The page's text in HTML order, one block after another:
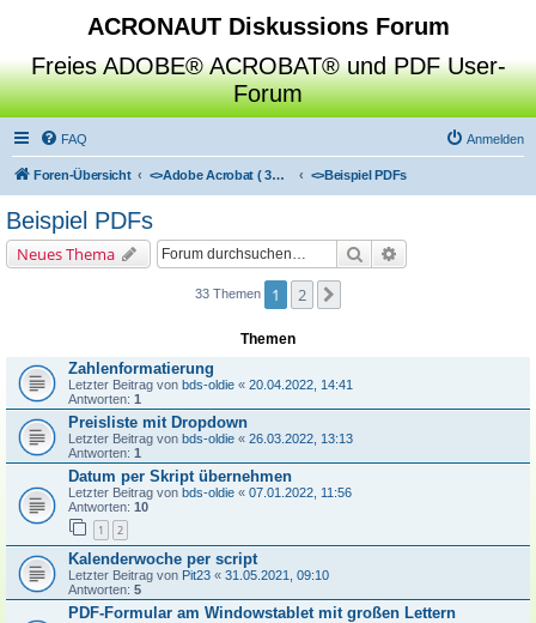
ACRONAUT Diskussions Forum
Freies ADOBE® ACROBAT® und PDF User-
Forum
FAQ Anmelden
Foren-Übersicht <>Adobe Acrobat ( 3D / Professional / Standard / Reader / Distiller ) <>Beispiel PDFs
Beispiel PDFs
Neues Thema Suche
33 Themen 1 2
Themen
Zahlenformatierung
Letzter Beitrag von bds-oldie « 20.04.2022, 14:41
Antworten: 1
Preisliste mit Dropdown
Letzter Beitrag von bds-oldie « 26.03.2022, 13:13
Antworten: 1
Datum per Skript übernehmen
Letzter Beitrag von bds-oldie « 07.01.2022, 11:56
Antworten: 10
1 2
Kalenderwoche per script
Letzter Beitrag von Pit23 « 31.05.2021, 09:10
Antworten: 5
PDF-Formular am Windowstablet mit großen Lettern